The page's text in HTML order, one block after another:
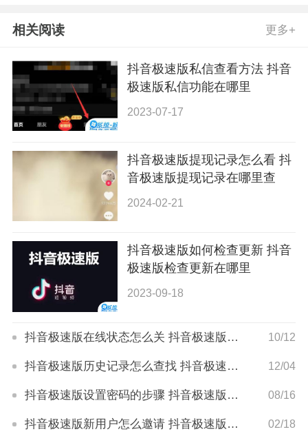
相关阅读 更多+
抖音极速版私信查看方法 抖音
极速版私信功能在哪里
2023-07-17
抖音极速版提现记录怎么看 抖
音极速版提现记录在哪里查
2024-02-21
抖音极速版如何检查更新 抖音
极速版检查更新在哪里
2023-09-18
抖音极速版在线状态怎么关 抖音极速版在线状态关闭方法 10/12
抖音极速版历史记录怎么查找 抖音极速版历史记录查找在哪里 12/04
抖音极速版设置密码的步骤 抖音极速版设置抖音密码在哪里 08/16
抖音极速版新用户怎么邀请 抖音极速版新用户邀请步骤 02/18